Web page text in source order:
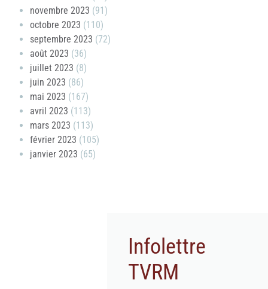
novembre 2023 (91)
octobre 2023 (110)
septembre 2023 (72)
août 2023 (36)
juillet 2023 (8)
juin 2023 (86)
mai 2023 (167)
avril 2023 (113)
mars 2023 (113)
février 2023 (105)
janvier 2023 (65)
Infolettre
TVRM